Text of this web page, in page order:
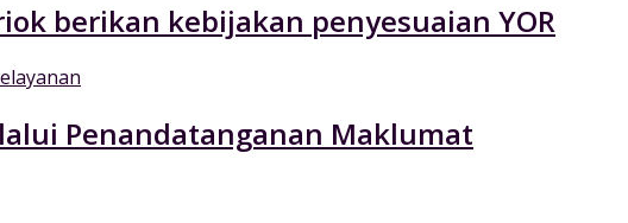
berikan kebijakan penyesuaian YOR
Penandatanganan Maklumat